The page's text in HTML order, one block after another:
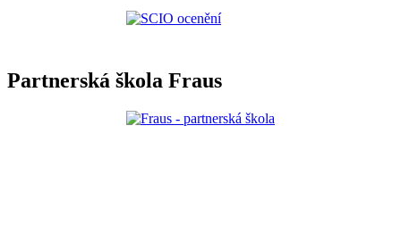
Partnerská škola Fraus